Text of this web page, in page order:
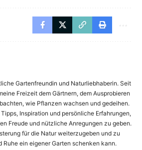
Gartenfreundin und Naturliebhaberin. Seit
Freizeit dem Gärtnern, dem Ausprobieren
wie Pflanzen wachsen und gedeihen.
Inspiration und persönliche Erfahrungen,
Freude und nützliche Anregungen zu geben.
für die Natur weiterzugeben und zu
ein eigener Garten schenken kann.